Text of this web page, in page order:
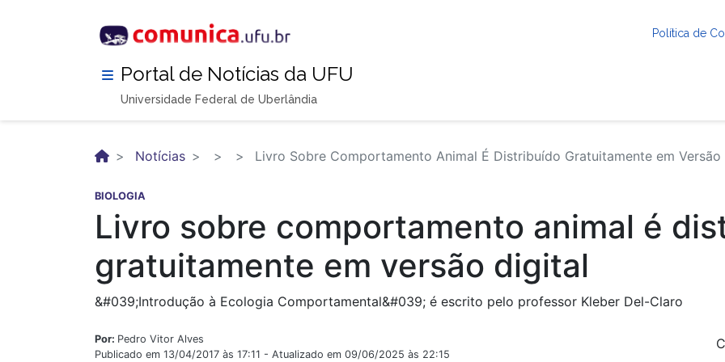
Política de
Portal de Notícias da UFU
Universidade Federal de Uberlândia
Notícias Livro Sobre Comportamento Animal É Distribuído Gratuitamente em Versão
BIOLOGIA
Livro sobre comportamento animal é
gratuitamente em versão digital
&#039;Introdução à Ecologia Comportamental&#039; é escrito pelo professor Kleber Del-Claro
Por: Pedro Vitor Alves
Publicado em 13/04/2017 às 17:11 - Atualizado em 09/06/2025 às 22:15